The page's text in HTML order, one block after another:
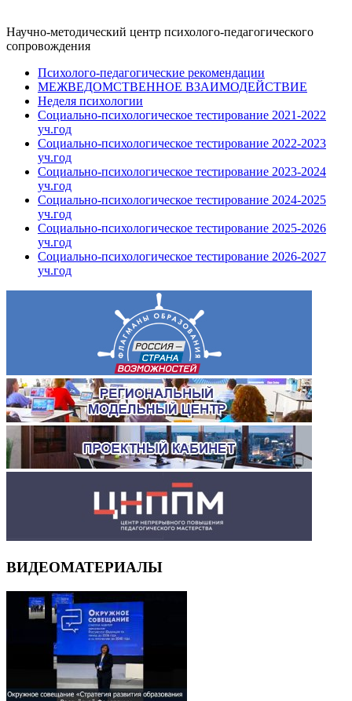
Научно-методический центр психолого-педагогического
сопровождения
Психолого-педагогические рекомендации
МЕЖВЕДОМСТВЕННОЕ ВЗАИМОДЕЙСТВИЕ
Неделя психологии
Социально-психологическое тестирование 2021-2022
уч.год
Социально-психологическое тестирование 2022-2023
уч.год
Социально-психологическое тестирование 2023-2024
уч.год
Социально-психологическое тестирование 2024-2025
уч.год
Социально-психологическое тестирование 2025-2026
уч.год
Социально-психологическое тестирование 2026-2027
уч.год
ВИДЕОМАТЕРИАЛЫ